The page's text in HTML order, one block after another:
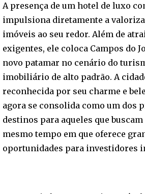
A presença de um hotel de luxo
impulsiona diretamente a
imóveis ao seu redor. Além de
exigentes, ele coloca Campos do
novo patamar no cenário do
imobiliário de alto padrão. A
reconhecida por seu charme e
agora se consolida como um dos
destinos para aqueles que
mesmo tempo em que oferece
oportunidades para investidores